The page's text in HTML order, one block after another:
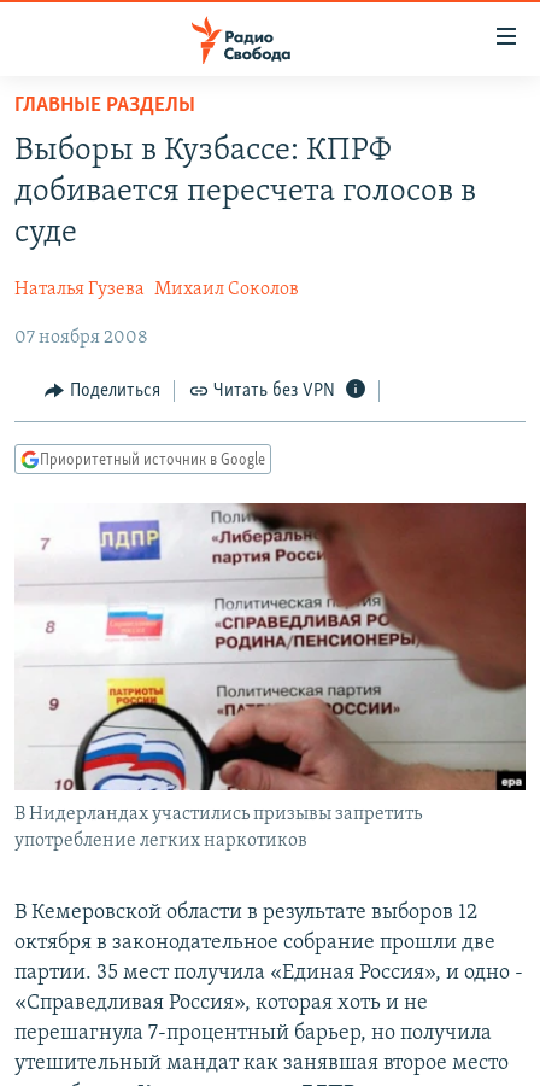
упрощенного
доступа
Вернуться
основному
Вернутся
навигации
Вернутся
поиску
ПРОГРАММЫ
ПОДКАСТЫ
АВТОРСКИЕ ПРОЕКТЫ
МНЕНИЯ
КУЛЬТУРА
IDEL.РЕАЛИИ
СЕВЕР.РЕАЛИИ
СИБИРЬ.РЕАЛИИ
РАСПИСАНИЕ ВЕЩАНИЯ
ПОДПИШИТЕСЬ НА РАССЫЛКУ
СОЦИАЛЬНЫЕ СЕТИ
Все сайты РСЕ/РС
ГЛАВНЫЕ РАЗДЕЛЫ
Выборы в Кузбассе: КПРФ
добивается пересчета голосов в
суде
Наталья Гузева Михаил Соколов
07 ноября 2008
Поделиться Читать без VPN
Приоритетный источник в Google
В Нидерландах участились призывы запретить
употребление легких наркотиков
В Кемеровской области в результате выборов 12
октября в законодательное собрание прошли две
партии. 35 мест получила «Единая Россия», и одно -
«Справедливая Россия», которая хоть и не
перешагнула 7-процентный барьер, но получила
утешительный мандат как занявшая второе место